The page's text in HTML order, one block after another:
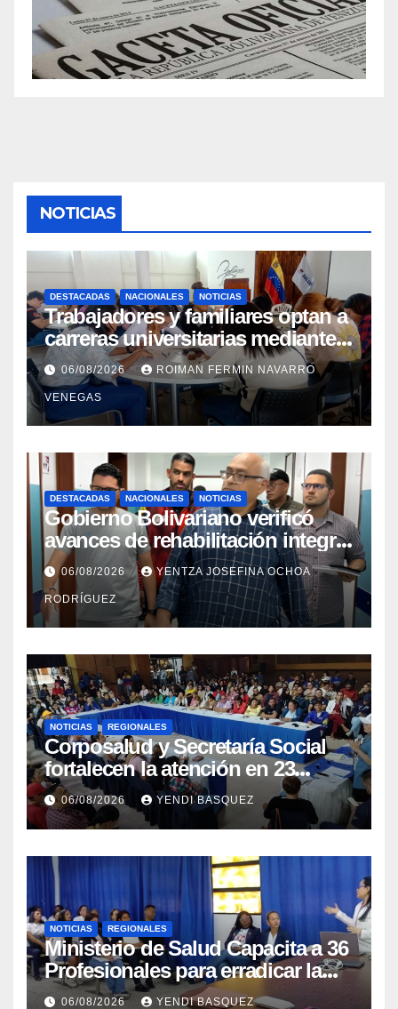
NOTICIAS
DESTACADAS NACIONALES NOTICIAS
Trabajadores y familiares optan a
carreras universitarias mediante
convenio entre MinSalud y la
UCV
06/08/2026 ROIMAN FERMIN NAVARRO
VENEGAS
DESTACADAS NACIONALES NOTICIAS
Gobierno Bolivariano verificó
avances de rehabilitación integral
en el Hospital Dr. José María
Vargas
06/08/2026 YENTZA JOSEFINA OCHOA
RODRÍGUEZ
NOTICIAS REGIONALES
Corposalud y Secretaría Social
fortalecen la atención en 23
municipios
06/08/2026 YENDI BASQUEZ
NOTICIAS REGIONALES
Ministerio de Salud Capacita a 36
Profesionales para erradicar la
Tuberculosis en Yaracuy
06/08/2026 YENDI BASQUEZ